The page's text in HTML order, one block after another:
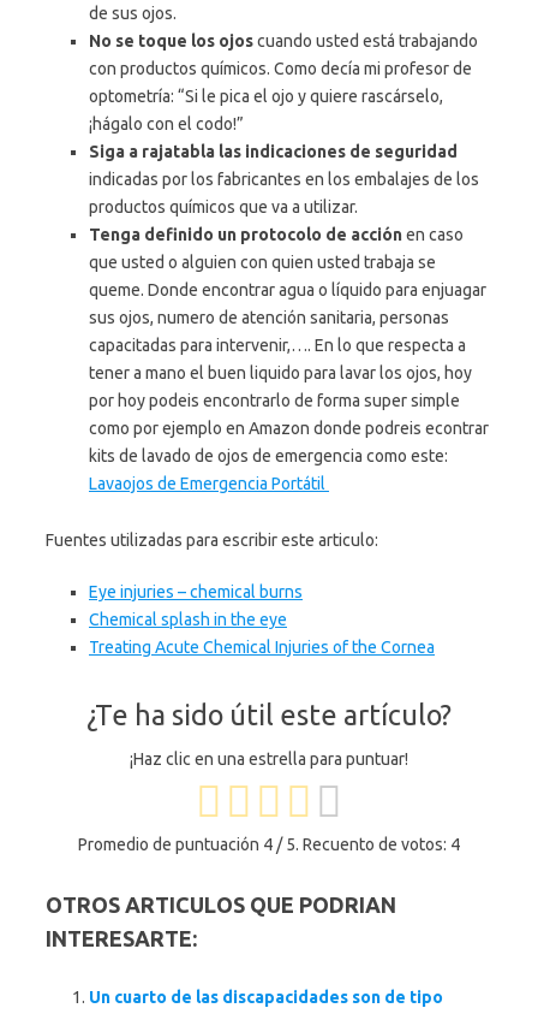
de sus ojos.
No se toque los ojoscuando usted está trabajando
con productos químicos. Como decía mi profesor de
optometría: “Si le pica el ojo y quiere rascárselo,
¡hágalo con el codo!”
Siga a rajatabla las indicaciones de seguridad
indicadas por los fabricantes en los embalajes de los
productos químicos que va a utilizar.
Tenga definido un protocolo de acciónen caso
que usted o alguien con quien usted trabaja se
queme. Donde encontrar agua o líquido para enjuagar
sus ojos, numero de atención sanitaria, personas
capacitadas para intervenir,…. En lo que respecta a
tener a mano el buen liquido para lavar los ojos, hoy
por hoy podeis encontrarlo de forma super simple
como por ejemplo en Amazon donde podreis econtrar
kits de lavado de ojos de emergencia como este:
Lavaojos de Emergencia Portátil
Fuentes utilizadas para escribir este articulo:
Eye injuries – chemical burns
Chemical splash in the eye
Treating Acute Chemical Injuries of the Cornea
¿Te ha sido útil este artículo?
¡Haz clic en una estrella para puntuar!
Promedio de puntuación 4/ 5. Recuento de votos: 4
OTROS ARTICULOS QUE PODRIAN
INTERESARTE:
Un cuarto de las discapacidades son de tipo